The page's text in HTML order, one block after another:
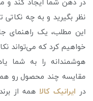
در ذهن شما ایجاد کند و
نظر بگیرید و به چه نکاتی
این مطلب، یک راهنمای
خواهیم کرد که می‌تواند
هوشمندانه را به شما
مقایسه چند محصول رو
در ایرانیک کالاهمه از